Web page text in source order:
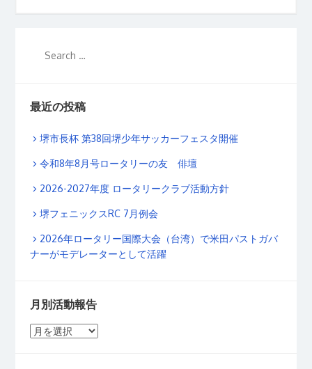
最近の投稿
堺市長杯 第38回堺少年サッカーフェスタ開催
令和8年8月号ロータリーの友 俳壇
2026-2027年度 ロータリークラブ活動方針
堺フェニックスRC 7月例会
2026年ロータリー国際大会（台湾）で米田パストガバ
ナーがモデレーターとして活躍
月別活動報告
月